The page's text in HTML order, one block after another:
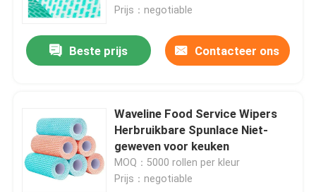
Prijs：negotiable
Beste prijs Contacteer ons
Waveline Food Service Wipers
Herbruikbare Spunlace Niet-
geweven voor keuken
MOQ：5000 rollen per kleur
Prijs：negotiable